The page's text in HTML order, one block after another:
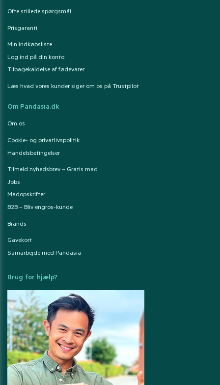
Ofte stillede spørgsmål
Prisgaranti
Min indkøbsliste
Log ind på din konto
Tilbagekaldelse af fødevarer
Læs hvad vores kunder siger om os på Trustpilot
Om Pandasia.dk
Om os
Cookie- og privatlivspolitik
Handelsbetingelser
Tilmeld nyhedsbrev – Gratis mad
Jobs
Madopskrifter
B2B – Bliv engros-kunde
Brands
Gavekort
Samarbejde med Pandasia
Brug for hjælp?